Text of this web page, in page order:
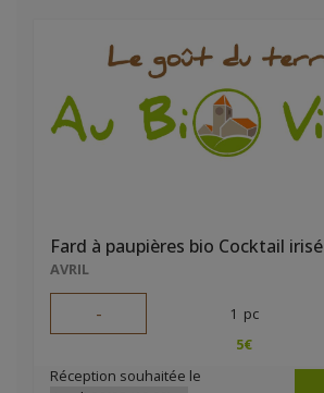
Fard à paupières bio Cocktail irisé
AVRIL
- 1 pc
5€
Réception souhaitée le